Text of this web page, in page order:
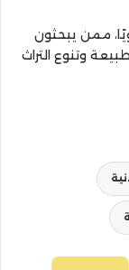
ممن يبحثون
وتنوع التراث